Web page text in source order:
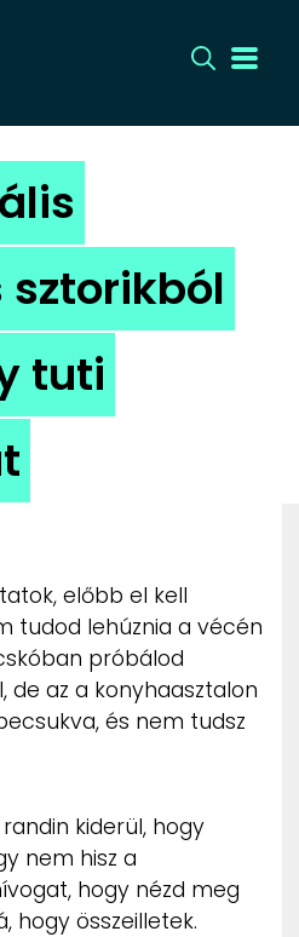
TÁJÉKOZTATÓ
tuti
előbb el kell
tudod lehúznia a vécén
próbálod
de az a konyhaasztalon
és nem tudsz
kiderül, hogy
nem hisz a
hogy nézd meg
hogy összeilletek.